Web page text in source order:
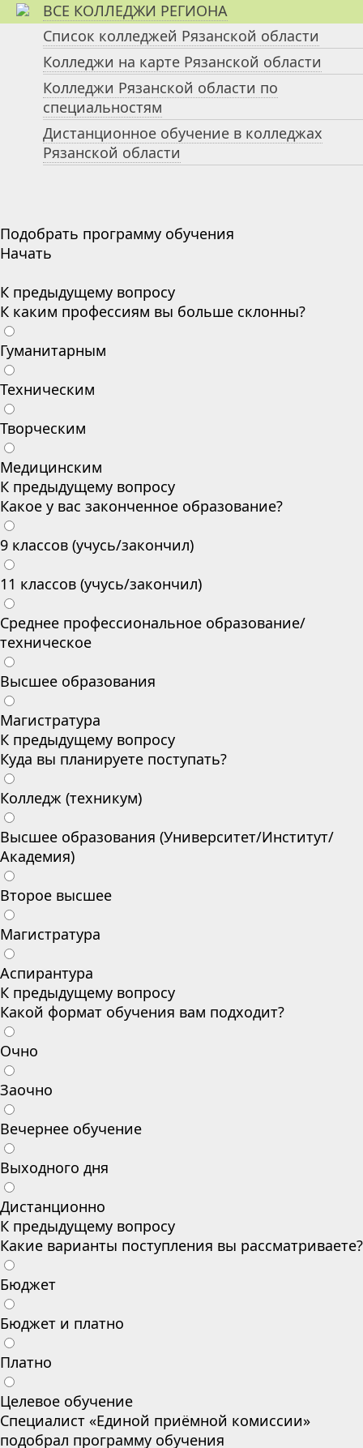
ВСЕ КОЛЛЕДЖИ РЕГИОНА
Список колледжей Рязанской области
Колледжи на карте Рязанской области
Колледжи Рязанской области по
специальностям
Дистанционное обучение в колледжах
Рязанской области
Подобрать программу обучения
Начать
К предыдущему вопросу
К каким профессиям вы больше склонны?
Гуманитарным
Техническим
Творческим
Медицинским
К предыдущему вопросу
Какое у вас законченное образование?
9 классов (учусь/закончил)
11 классов (учусь/закончил)
Среднее профессиональное образование/
техническое
Высшее образования
Магистратура
К предыдущему вопросу
Куда вы планируете поступать?
Колледж (техникум)
Высшее образования (Университет/Институт/
Академия)
Второе высшее
Магистратура
Аспирантура
К предыдущему вопросу
Какой формат обучения вам подходит?
Очно
Заочно
Вечернее обучение
Выходного дня
Дистанционно
К предыдущему вопросу
Какие варианты поступления вы рассматриваете?
Бюджет
Бюджет и платно
Платно
Целевое обучение
Специалист «Единой приёмной комиссии»
подобрал программу обучения